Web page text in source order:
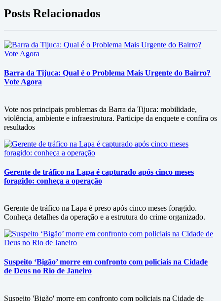
Posts Relacionados
Barra da Tijuca: Qual é o Problema Mais Urgente do Bairro?
Vote Agora
Vote nos principais problemas da Barra da Tijuca: mobilidade,
violência, ambiente e infraestrutura. Participe da enquete e confira os
resultados
Gerente de tráfico na Lapa é capturado após cinco meses
foragido: conheça a operação
Gerente de tráfico na Lapa é preso após cinco meses foragido.
Conheça detalhes da operação e a estrutura do crime organizado.
Suspeito ‘Bigão’ morre em confronto com policiais na Cidade
de Deus no Rio de Janeiro
Suspeito 'Bigão' morre em confronto com policiais na Cidade de